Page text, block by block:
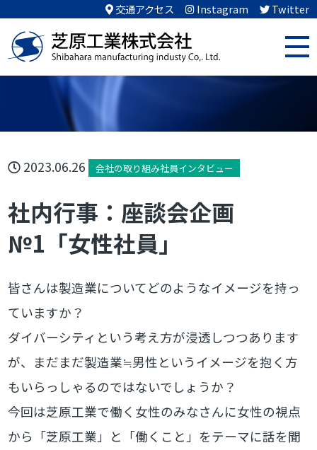
交通アクセス Instagram Twitter
2023.06.26 会社の取り組み社員インタビュー
社内行事：座談会企画
№1「女性社員」
皆さんは製造業についてどのようなイメージを持っ
ていますか？
ダイバーシティという考え方が浸透しつつあります
が、まだまだ製造業≒男性というイメージを抱く方
もいらっしゃるのではないでしょうか？
今回は芝原工業で働く女性のみなさんに女性の視点
から「芝原工業」と「働くこと」をテーマに話を聞